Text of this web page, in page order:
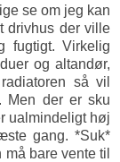
se om jeg kan
drivhus der ville
fugtigt. Virkelig
og altandør,
så vil
Men der er sku
ualmindeligt høj
gang. *Suk*
bare vente til